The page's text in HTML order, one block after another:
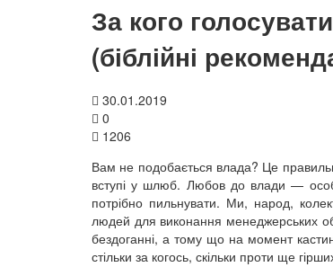
За кого
(біблійні
30.01.2019
0
1206
Вам не подобається влада? Це
вступі у шлюб. Любов до влади —
потрібно пильнувати. Ми, народ,
людей для виконання менеджерських
бездоганні, а тому що на момент
стільки за когось, скільки проти ще